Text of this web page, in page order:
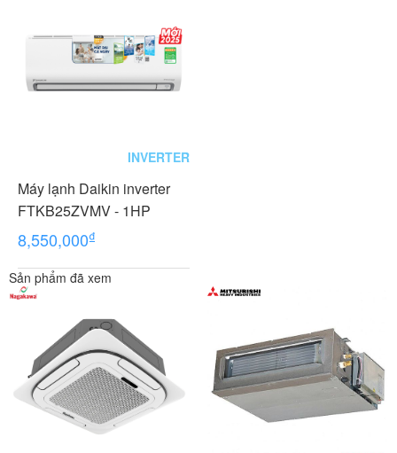
INVERTER
Máy lạnh Daikin inverter
FTKB25ZVMV - 1HP
8,550,000₫
Sản phẩm đã xem